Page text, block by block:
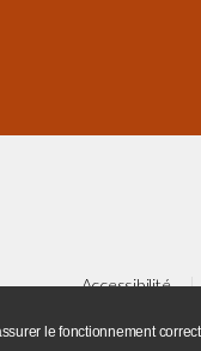
Accessibilité
le fonctionnement